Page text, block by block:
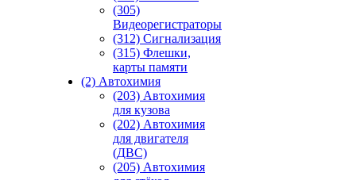
(305)
Видеорегистраторы
(312) Сигнализация
(315) Флешки,
карты памяти
(2) Автохимия
(203) Автохимия
для кузова
(202) Автохимия
для двигателя
(ДВС)
(205) Автохимия